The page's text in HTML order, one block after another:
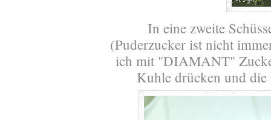
In eine zweite
(Puderzucker ist nicht
ich mit "DIAMANT"
Kuhle drücken und